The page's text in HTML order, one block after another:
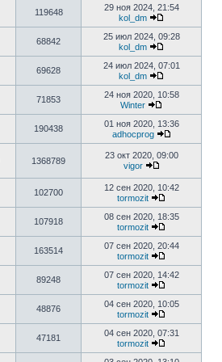
119648
29 ноя 2024, 21:54
kol_dm
68842
25 июл 2024, 09:28
kol_dm
69628
24 июл 2024, 07:01
kol_dm
71853
24 ноя 2020, 10:58
Winter
190438
01 ноя 2020, 13:36
adhocprog
1368789
23 окт 2020, 09:00
vigor
102700
12 сен 2020, 10:42
tormozit
107918
08 сен 2020, 18:35
tormozit
163514
07 сен 2020, 20:44
tormozit
89248
07 сен 2020, 14:42
tormozit
48876
04 сен 2020, 10:05
tormozit
47181
04 сен 2020, 07:31
tormozit